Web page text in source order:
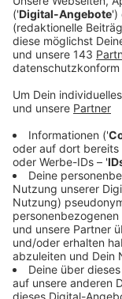
Vorweg: Falls
in der Ehe von
alles in
der Singer/
"I should run
erzählt in
Fluchtreflex und
jemand anderem
kein
Enttäuschung
Anzeige